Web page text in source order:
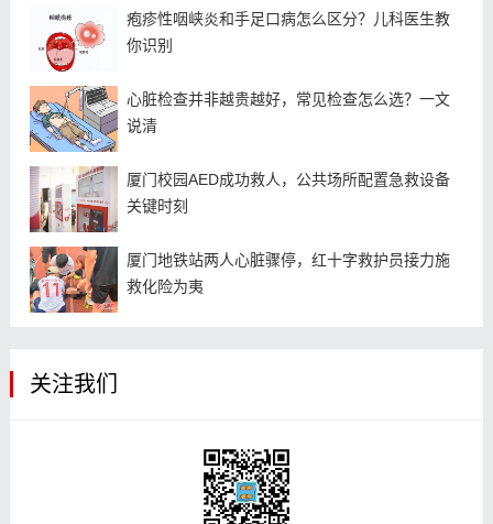
疱疹性咽峡炎和手足口病怎么区分？儿科医生教
你识别
心脏检查并非越贵越好，常见检查怎么选？一文
说清
厦门校园AED成功救人，公共场所配置急救设备
关键时刻
厦门地铁站两人心脏骤停，红十字救护员接力施
救化险为夷
关注我们